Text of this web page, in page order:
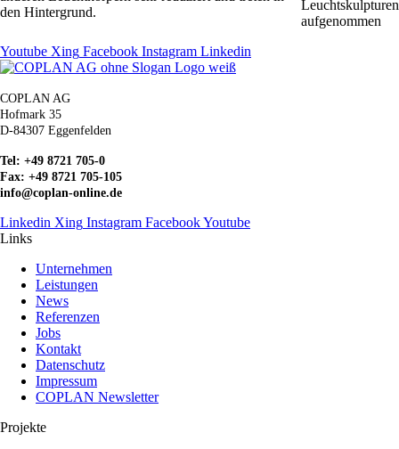
den Hintergrund.
Leuchtskulpturen
aufgenommen
Youtube Xing Facebook Instagram Linkedin
COPLAN AG
Hofmark 35
D-84307 Eggenfelden
Tel: +49 8721 705-0
Fax: +49 8721 705-105
info@coplan-online.de
Linkedin Xing Instagram FacebookYoutube
Links
Unternehmen
Leistungen
News
Referenzen
Jobs
Kontakt
Datenschutz
Impressum
COPLAN Newsletter
Projekte